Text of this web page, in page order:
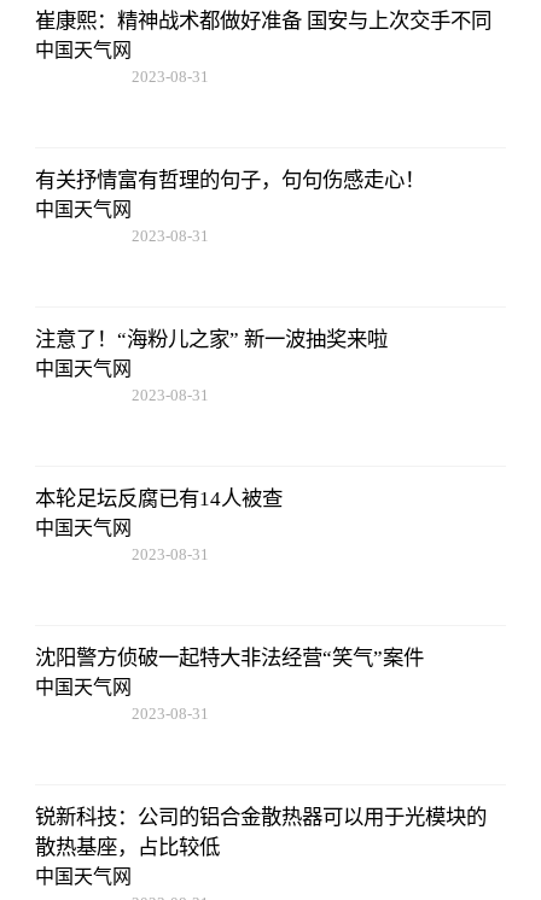
崔康熙：精神战术都做好准备 国安与上次交手不同
中国天气网
2023-08-31
有关抒情富有哲理的句子，句句伤感走心！
中国天气网
2023-08-31
注意了！“海粉儿之家” 新一波抽奖来啦
中国天气网
2023-08-31
本轮足坛反腐已有14人被查
中国天气网
2023-08-31
沈阳警方侦破一起特大非法经营“笑气”案件
中国天气网
2023-08-31
锐新科技：公司的铝合金散热器可以用于光模块的
散热基座，占比较低
中国天气网